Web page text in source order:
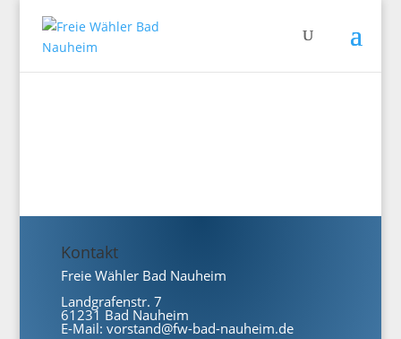
Kontakt
Freie Wähler Bad Nauheim
Landgrafenstr. 7
61231 Bad Nauheim
E-Mail: vorstand@fw-bad-nauheim.de